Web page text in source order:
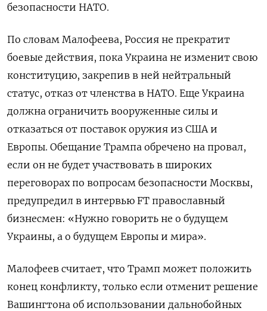
безопасности НАТО.
По словам Малофеева, Россия не прекратит
боевые действия, пока Украина не изменит свою
конституцию, закрепив в ней нейтральный
статус, отказ от членства в НАТО. Еще Украина
должна ограничить вооруженные силы и
отказаться от поставок оружия из США и
Европы. Обещание Трампа обречено на провал,
если он не будет участвовать в широких
переговорах по вопросам безопасности Москвы,
предупредил в интервью FT православный
бизнесмен: «Нужно говорить не о будущем
Украины, а о будущем Европы и мира».
Малофеев считает, что Трамп может положить
конец конфликту, только если отменит решение
Вашингтона об использовании дальнобойных